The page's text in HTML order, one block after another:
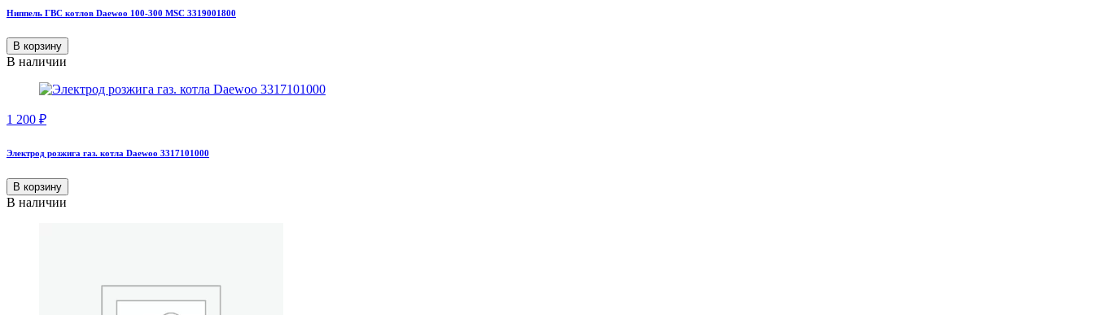
Ниппель ГВС котлов Daewoo 100-300 MSC 3319001800
В корзину
В наличии
1 200 ₽
Электрод розжига газ. котла Daewoo 3317101000
В корзину
В наличии